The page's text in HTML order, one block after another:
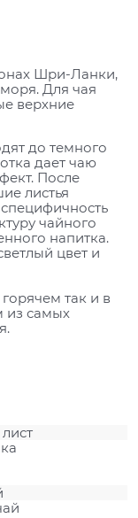
Шри-Ланки,
Для чая
верхние
до темного
дает чаю
После
листья
чайного
напитка.
цвет и
так и в
из самых